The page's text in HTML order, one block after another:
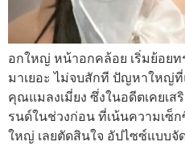
อกใหญ่ หน้าอกคล้อย เริ่มย้อยท
มาเยอะ ไม่จบสักที ปัญหาใหญ่
คุณแมลงเมี่ยง ซึ่งในอดีตเคยเ
รนด์ในช่วงก่อน ที่เน้นความเซ็
ใหญ่ เลยตัดสินใจ อัปไซซ์แบบจั